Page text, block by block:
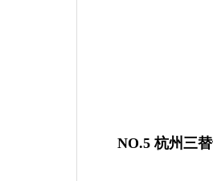
NO.5 杭州三